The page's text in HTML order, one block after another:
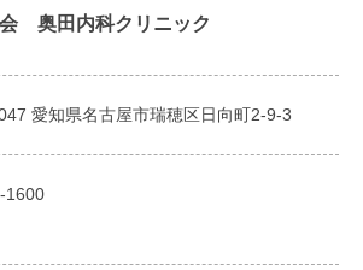
奥田内科クリニック
愛知県名古屋市瑞穂区日向町2-9-3
1600